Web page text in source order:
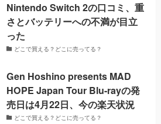
Nintendo Switch 2の口コミ、重
さとバッテリーへの不満が目立
った
どこで買える？どこに売ってる？
Gen Hoshino presents MAD
HOPE Japan Tour Blu-rayの発
売日は4月22日、今の楽天状況
どこで買える？どこに売ってる？